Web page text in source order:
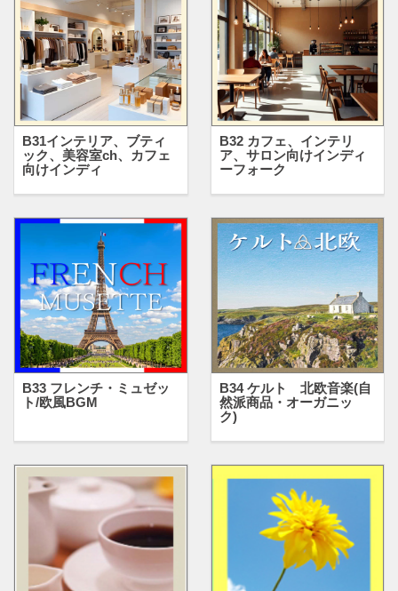
B31インテリア、ブティ
ック、美容室ch、カフェ
向けインディ
B32 カフェ、インテリ
ア、サロン向けインディ
ーフォーク
B33 フレンチ・ミュゼッ
ト/欧風BGM
B34 ケルト 北欧音楽(自
然派商品・オーガニッ
ク)